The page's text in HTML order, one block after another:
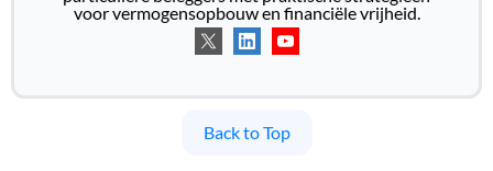
voor vermogensopbouw en financiële vrijheid.
Back to Top